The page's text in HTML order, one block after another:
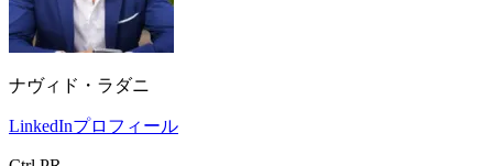
ナヴィド・ラダニ
LinkedInプロフィール